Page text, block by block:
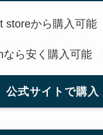
storeから購入可
なら安く購入可能
公式サイトで購入